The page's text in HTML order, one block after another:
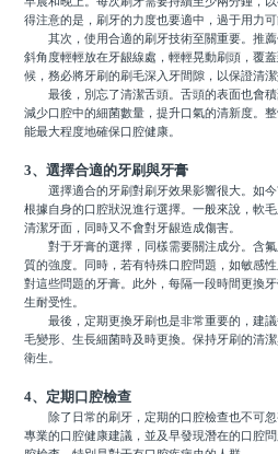
得注意的是，刷牙的力度也要適中，過于用力
其次，使用合適的刷牙技術至關重要。推薦
斜角度輕輕放在牙龈線處，輕輕晃動刷頭，覆
候，務必將牙刷的刷毛深入牙間隙，以保證清潔
最後，別忘了清潔舌頭。舌頭的表面也會積
減少口腔中的細菌數量，提升口氣的清新度。
能最大程度地確保口腔健康。
3、選擇合適的牙刷與牙膏
選擇適合的牙刷對刷牙效果影響很大。如今
根據自身的口腔狀況進行選擇。一般來說，軟
清潔牙面，同時又不會對牙龈造成傷害。
對于牙膏的選擇，同樣需要關注成分。含氟
質的強度。同時，若有特殊口腔問題，如敏感
對這些問題的牙膏。此外，每隔一段時間更換
生耐受性。
最後，定期更換牙刷也是非常重要的，建議
毛變形、生長細菌時及時更換。保持牙刷的清
衛生。
4、定期口腔檢查
除了日常的刷牙，定期的口腔檢查也不可忽
專業的口腔健康建議，並及早發現潛在的口腔